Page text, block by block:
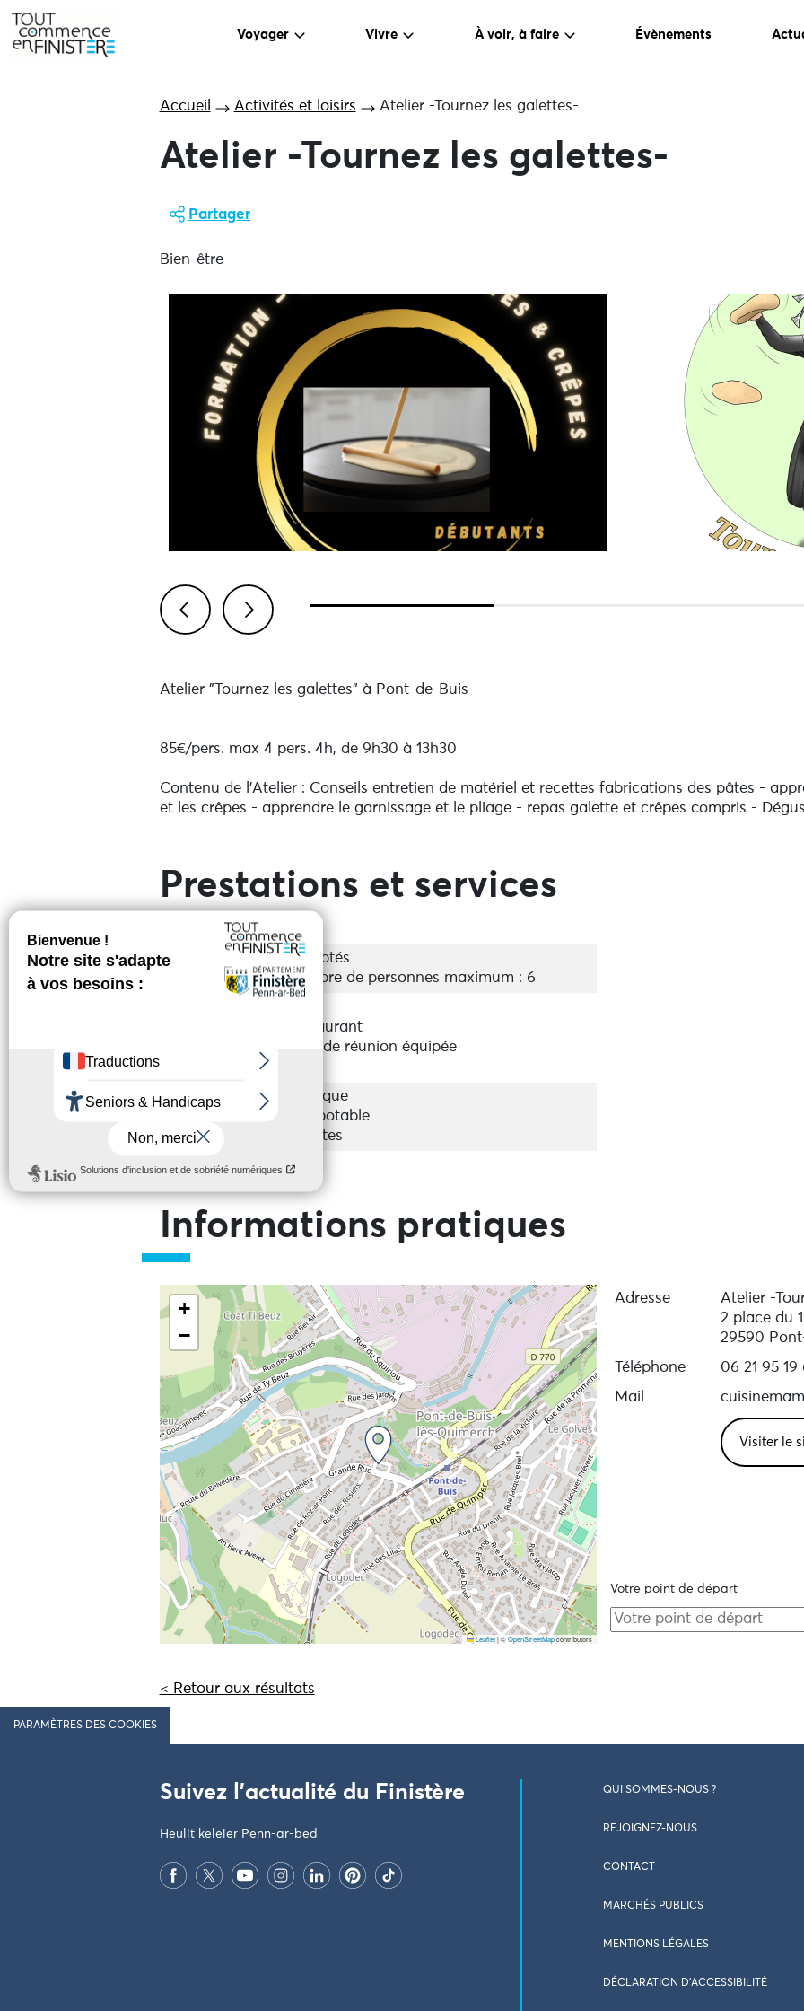
Voyager Vivre À voir, à faire Évènements
Accueil Activités et loisirs Atelier -Tournez les galettes-
Atelier -Tournez les galettes-
Partager
Bien-être
Atelier "Tournez les galettes" à Pont-de-Buis
85€/pers. max 4 pers. 4h, de 9h30 à 13h30
Contenu de l'Atelier : Conseils entretien de matériel et recettes fabrications des pâtes -
et les crêpes - apprendre le garnissage et le pliage - repas galette et crêpes compris -
Prestations et services
Groupes
Acceptés
Nombre de personnes maximum : 6
Restaurant
Salle de réunion équipée
Services
Boutique
Eau potable
Toilettes
Informations pratiques
+
−
Leaflet |©OpenStreetMapcontributors
Adresse
Atelier -
2 place du
29590
Téléphone
06 21 95 19
Mail
Visiter le
Votre point de départ
< Retour aux résultats
PARAMÈTRES DES COOKIES
Suivez l'actualité du Finistère
Heulit keleier Penn-ar-bed
QUI SOMMES-NOUS ?
REJOIGNEZ-NOUS
CONTACT
MARCHÉS PUBLICS
MENTIONS LÉGALES
DÉCLARATION D’ACCESSIBILITÉ